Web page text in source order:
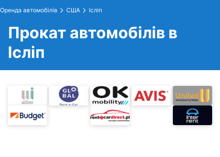
Оренда автомобілів США Ісліп
Прокат автомобілів в
Ісліп